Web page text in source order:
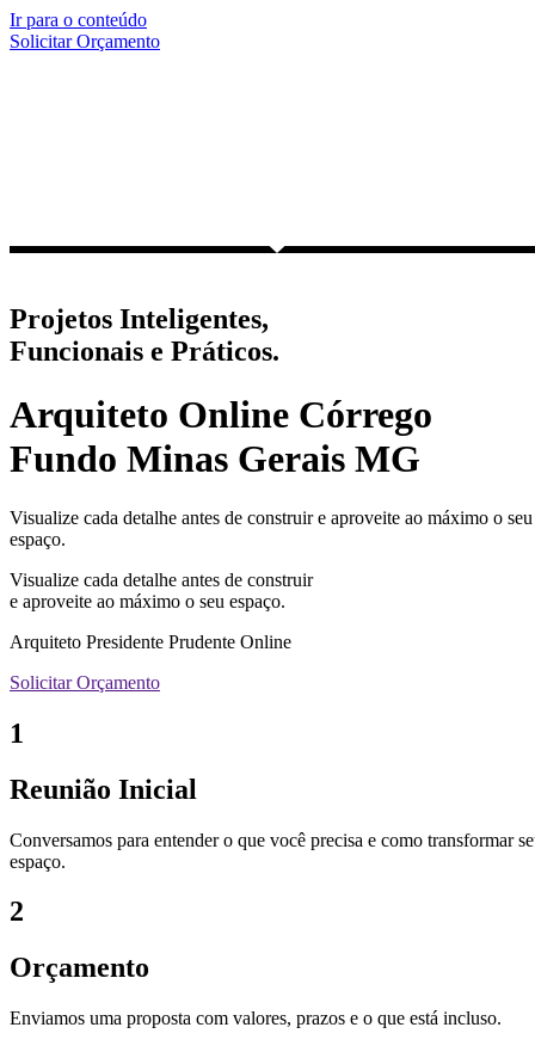
Ir para o conteúdo
Solicitar Orçamento
Projetos Inteligentes,
Funcionais e Práticos.
Arquiteto Online Córrego
Fundo Minas Gerais MG
Visualize cada detalhe antes de construir e aproveite ao máximo o seu
espaço.
Visualize cada detalhe antes de construir
e aproveite ao máximo o seu espaço.
Arquiteto Presidente Prudente Online
Solicitar Orçamento
1
Reunião Inicial
Conversamos para entender o que você precisa e como transformar
espaço.
2
Orçamento
Enviamos uma proposta com valores, prazos e o que está incluso.